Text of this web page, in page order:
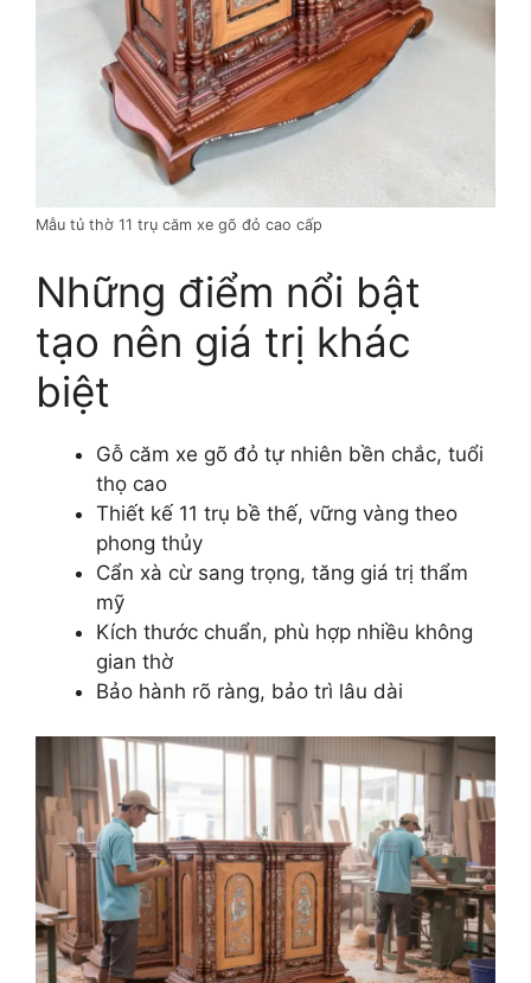
Mẫu tủ thờ 11 trụ căm xe gõ đỏ cao cấp
Những điểm nổi bật
tạo nên giá trị khác
biệt
Gỗ căm xe gõ đỏ tự nhiên bền chắc, tuổi
thọ cao
Thiết kế 11 trụ bề thế, vững vàng theo
phong thủy
Cẩn xà cừ sang trọng, tăng giá trị thẩm
mỹ
Kích thước chuẩn, phù hợp nhiều không
gian thờ
Bảo hành rõ ràng, bảo trì lâu dài